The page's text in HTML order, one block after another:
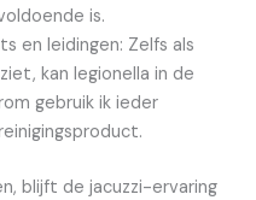
is.
en leidingen: Zelfs als
kan legionella in de
gebruik ik ieder
blijft de jacuzzi-ervaring